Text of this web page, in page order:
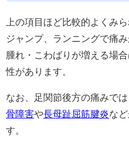
上の項目ほど比較的よくみ
ジャンプ、ランニングで痛
腫れ・こわばりが増える場
性があります。
なお、足関節後方の痛みで
骨障害や長母趾屈筋腱炎な
す。